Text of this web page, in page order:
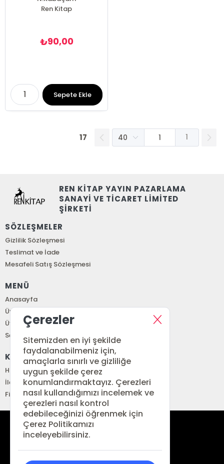
Ren Kitap
₺90,00
Sepete Ekle
17 1
REN KİTAP YAYIN PAZARLAMA
SANAYİ VE TİCARET LİMİTED
ŞİRKETİ
SÖZLEŞMELER
Gizlilik Sözleşmesi
Teslimat ve İade
Mesafeli Satış Sözleşmesi
MENÜ
Anasayfa
Üye Girişi
Üye Ol
Sepetim
KURUMSAL
Hakkımızda
İletişim
Fiyat Listesi
siparis@renkitap.com
Çerezler
Sitemizden en iyi şekilde
faydalanabilmeniz için,
amaçlarla sınırlı ve gizliliğe
uygun şekilde çerez
konumlandırmaktayız. Çerezleri
nasıl kullandığımızı incelemek ve
çerezleri nasıl kontrol
edebileceğinizi öğrenmek için
Çerez Politikamızı
inceleyebilirsiniz.